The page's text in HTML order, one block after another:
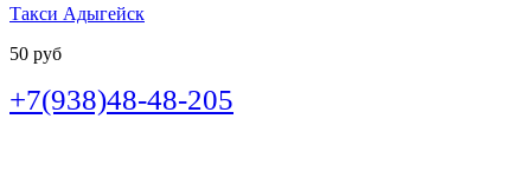
Такси Адыгейск
50 руб
+7(938)48-48-205